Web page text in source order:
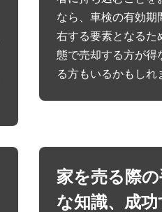
なら、車検の有効期
右する要素となるた
態で売却する方が得
る方もいるかもし
家を売る際
な知識、成